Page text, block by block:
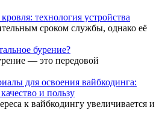
технология устройства
сроком службы, однако её
бурение?
— это передовой
для освоения вайбкодинга:
и пользу
к вайбкодингу увеличивается и